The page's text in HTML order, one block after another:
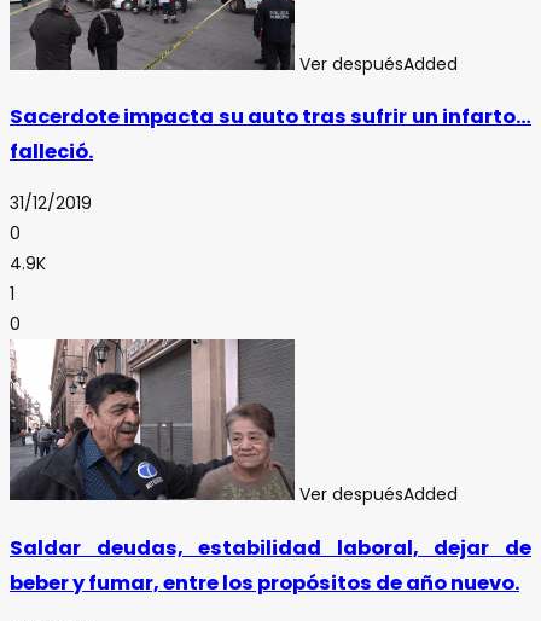
Ver despuésAdded
Sacerdote impacta su auto tras sufrir un infarto…
falleció.
31/12/2019
0
4.9K
1
0
Ver despuésAdded
Saldar deudas, estabilidad laboral, dejar de
beber y fumar, entre los propósitos de año nuevo.